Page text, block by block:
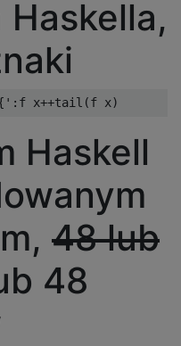
Haskella,
Haskell
48 lub
48